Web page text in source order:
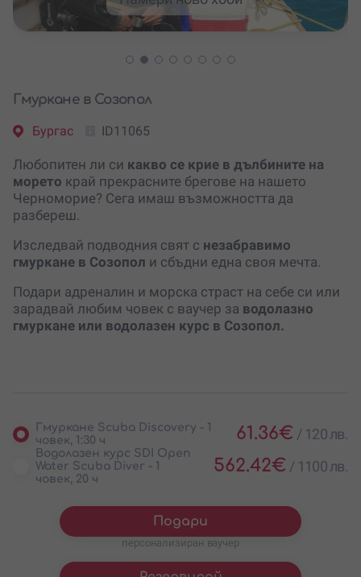
Гмуркане в Созопол
Бургас ID11065
Любопитен ли си какво се крие в дълбините на
морето край прекрасните брегове на нашето
Черноморие? Сега имаш възможността да
разбереш.
Изследвай подводния свят с незабравимо
гмуркане в Созопол и сбъдни една своя мечта.
Подари адреналин и морска страст на себе си или
зарадвай любим човек с ваучер за водолазно
гмуркане или водолазен курс в Созопол.
Гмуркане Scuba Discovery - 1
човек, 1:30 ч
61.36€ / 120 лв.
Водолазен курс SDI Open
Water Scuba Diver - 1
човек, 20 ч
562.42€ / 1100 лв.
Подари
персонализиран ваучер